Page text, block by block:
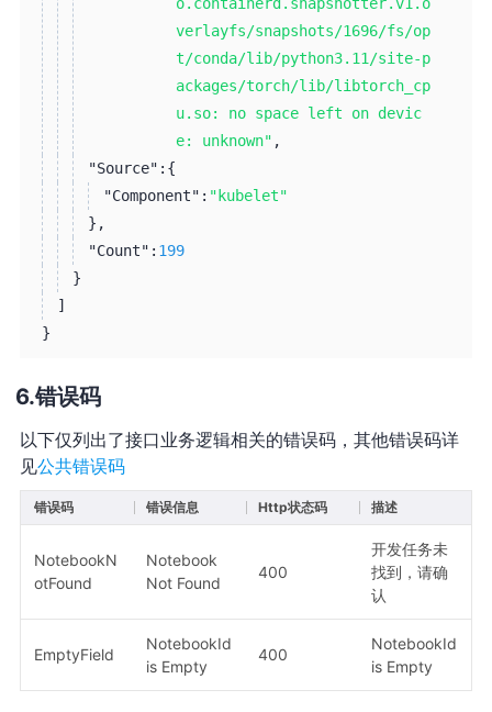
verlayfs/snapshots/1696/fs/op
t/conda/lib/python3.11/site-p
ackages/torch/lib/libtorch_cp
u.so: no space left on devic
e: unknown" ,
"Source": {
"Component": "kubelet"
} ,
"Count": 199
}
]
}
错误码
以下仅列出了接口业务逻辑相关的错误码，其他错误码详
见公共错误码
错误码 错误信息 Http状态码 描述
NotebookN
otFound
Notebook
Not Found
400
开发任务未
找到，请确
认
EmptyField
NotebookId
is Empty
400
NotebookId
is Empty